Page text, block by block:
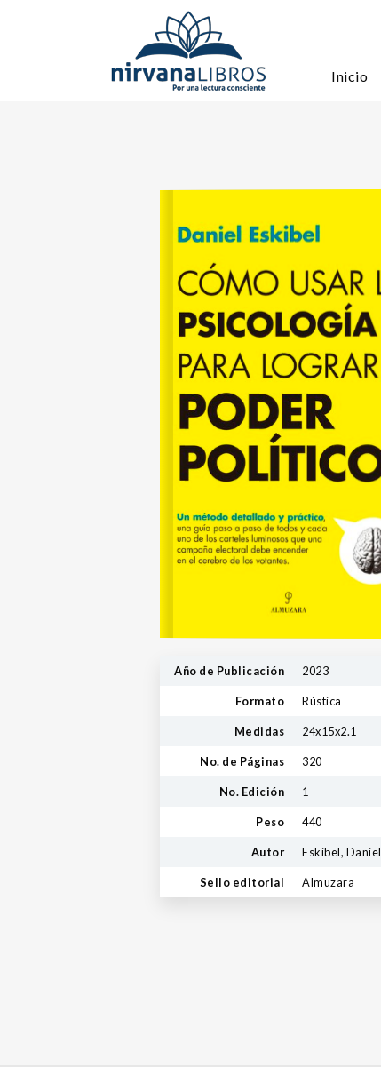
Inicio
Año de Publicación 2023
Formato Rústica
Medidas 24x15x2.1
No. de Páginas 320
No. Edición 1
Peso 440
Autor Eskibel, Daniel
Sello editorial Almuzara